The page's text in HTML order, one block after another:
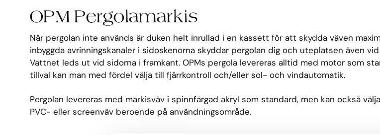
OPM Pergolamarkis
När pergolan inte används är duken helt inrullad i en kassett för att skydda väven
inbyggda avrinningskanaler i sidoskenorna skyddar pergolan dig och uteplatsen även
Vattnet leds ut vid sidorna i framkant. OPMs pergola levereras alltid med motor som
tillval kan man med fördel välja till fjärrkontroll och/eller sol- och vindautomatik.
Pergolan levereras med markisväv i spinnfärgad akryl som standard, men kan också
PVC- eller screenväv beroende på användningsområde.